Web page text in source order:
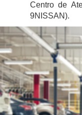
Centro de
9NISSAN).